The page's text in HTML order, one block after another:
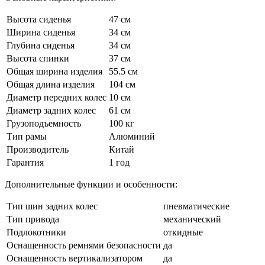
Высота сиденья
47 см
Ширина сиденья
34 см
Глубина сиденья
34 см
Высота спинки
37 см
Общая ширина изделия
55.5 см
Общая длина изделия
104 см
Диаметр передних колес 10 см
Диаметр задних колес
61 см
Грузоподъемность
100 кг
Тип рамы
Алюминий
Производитель
Китай
Гарантия
1 год
Дополнительные функции и особенности:
Тип шин задних колес
пневматические
Тип привода
механический
Подлокотники
откидные
Оснащенность ремнями безопасности да
Оснащенность вертикализатором
да